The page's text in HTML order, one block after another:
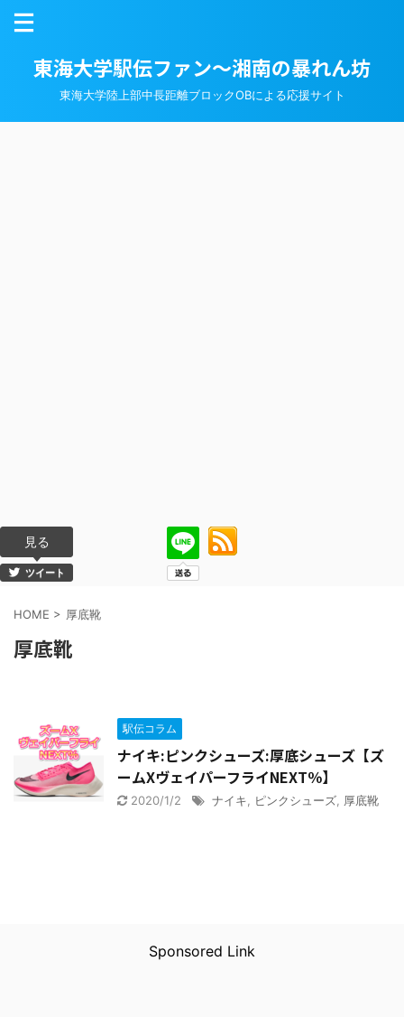
東海大学駅伝ファン～湘南の暴れん坊
東海大学陸上部中長距離ブロックOBによる応援サイト
見る
ツイート
HOME > 厚底靴
厚底靴
駅伝コラム
ナイキ:ピンクシューズ:厚底シューズ【ズ
ームXヴェイパーフライNEXT％】
2020/1/2 ナイキ ピンクシューズ 厚底靴
Sponsored Link